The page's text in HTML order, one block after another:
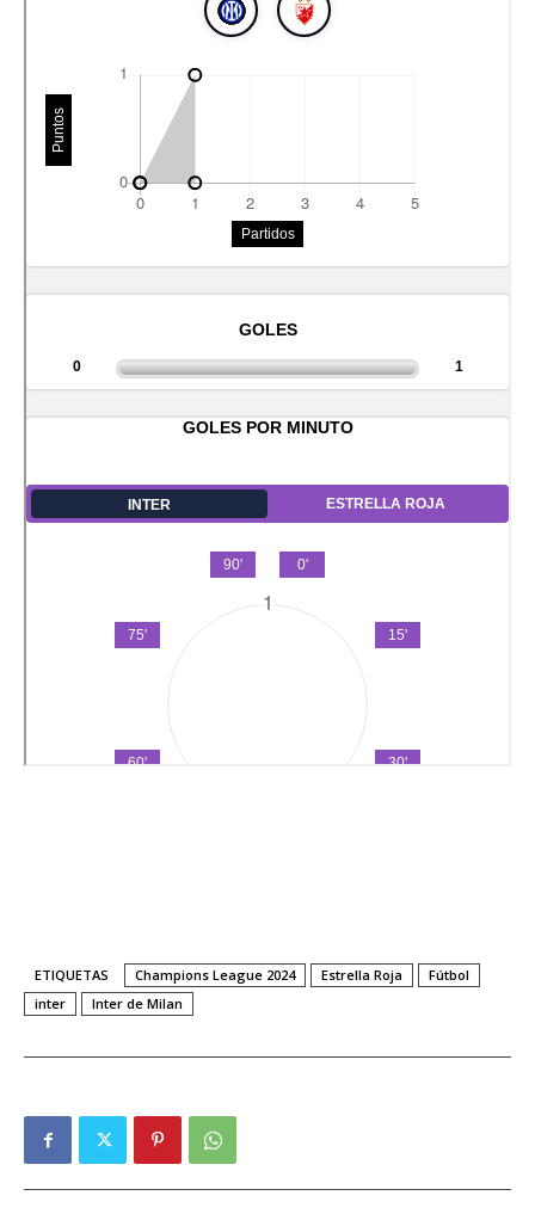
ETIQUETAS Champions League 2024 Estrella Roja
Fútbol
inter
Inter de Milan